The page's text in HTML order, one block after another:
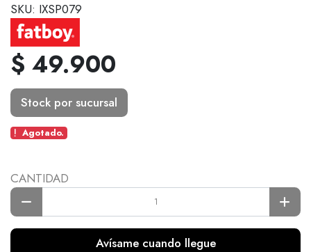
SKU: IXSP079
$ 49.900
Stock por sucursal
Agotado.
CANTIDAD
Avísame cuando llegue